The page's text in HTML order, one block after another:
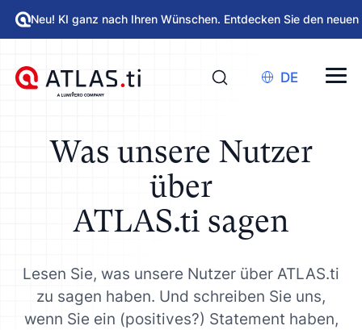
Neu! KI ganz nach Ihren Wünschen. Entdecken Sie den
DE
Was unsere Nutzer
über
ATLAS.ti sagen
Lesen Sie, was unsere Nutzer über ATLAS.ti
zu sagen haben. Und schreiben Sie uns,
wenn Sie ein (positives?) Statement haben,